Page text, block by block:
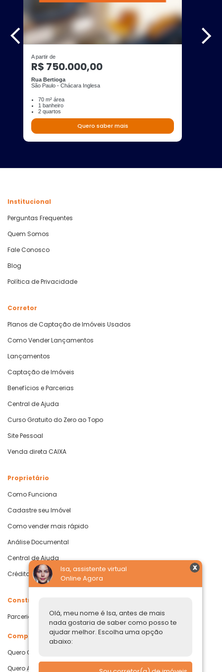
A partir de
R$ 750.000,00
Rua Bertioga
São Paulo - Chácara Inglesa
70 m² área
1 banheiro
2 quartos
Quero saber mais
Isa, assistente virtual
Online Agora
Olá, meu nome é Isa, antes de mais
nada gostaria de saber como posso te
ajudar melhor. Escolha uma opção
abaixo:
Institucional
Perguntas Frequentes
Quem Somos
Fale Conosco
Blog
Política de Privacidade
Corretor
Planos de Captação de Imóveis Usados
Como Vender Lançamentos
Lançamentos
Captação de Imóveis
Benefícios e Parcerias
Central de Ajuda
Curso Gratuito do Zero ao Topo
Site Pessoal
Venda direta CAIXA
Proprietário
Como Funciona
Cadastre seu Imóvel
Como vender mais rápido
Análise Documental
Central de Ajuda
Crédito com Garantia de Imóvel
Construtoras
Parcerias Imobiliárias
Comprar ou alugar
Quero Comprar
Quero Alugar